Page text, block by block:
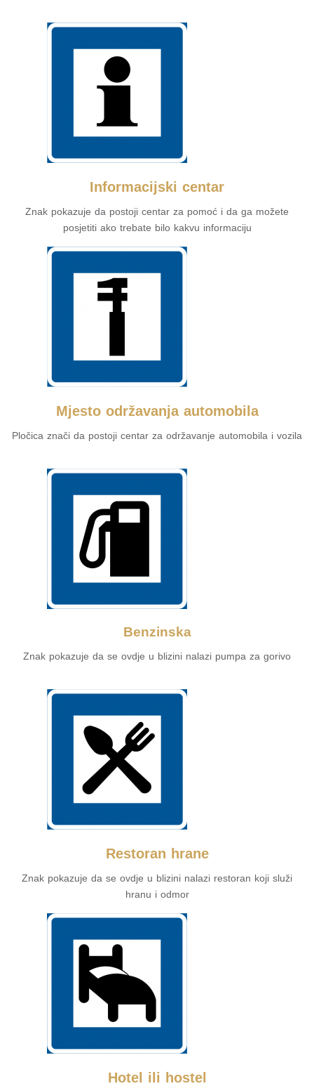
Informacijski centar
Znak pokazuje da postoji centar za pomoć i da ga možete
posjetiti ako trebate bilo kakvu informaciju
Mjesto održavanja automobila
Pločica znači da postoji centar za održavanje automobila i vozila
Benzinska
Znak pokazuje da se ovdje u blizini nalazi pumpa za gorivo
Restoran hrane
Znak pokazuje da se ovdje u blizini nalazi restoran koji služi
hranu i odmor
Hotel ili hostel